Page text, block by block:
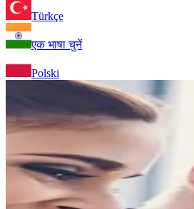
Türkçe
एक भाषा चुनें
Polski